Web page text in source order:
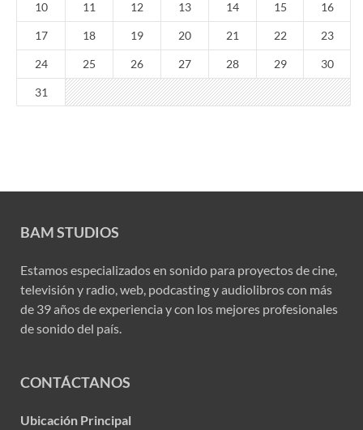
10 11 12 13 14 15 16
17 18 19 20 21 22 23
24 25 26 27 28 29 30
31
BAM STUDIOS
Estamos especializados en sonido para proyectos de cine,
televisión y radio, web, podcasting y audiolibros con más
de 39 años de experiencia y con los mejores profesionales
de sonido del país.
CONTÁCTANOS
Ubicación Principal